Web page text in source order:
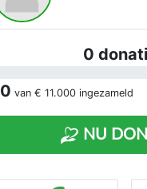
0
van € 11.000 ingezameld
NU